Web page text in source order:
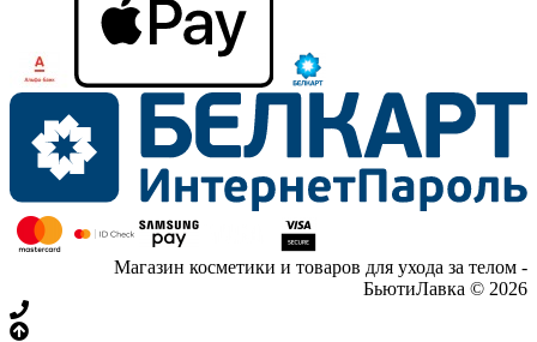
Магазин косметики и товаров для ухода за телом -
БьютиЛавка © 2026